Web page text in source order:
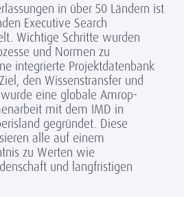
in über 50 Ländern ist
Executive Search
Wichtige Schritte wurden
und Normen zu
integrierte Projektdatenbank
den Wissenstransfer und
eine globale Amrop-
mit dem IMD in
gegründet. Diese
alle auf einem
zu Werten wie
und langfristigen